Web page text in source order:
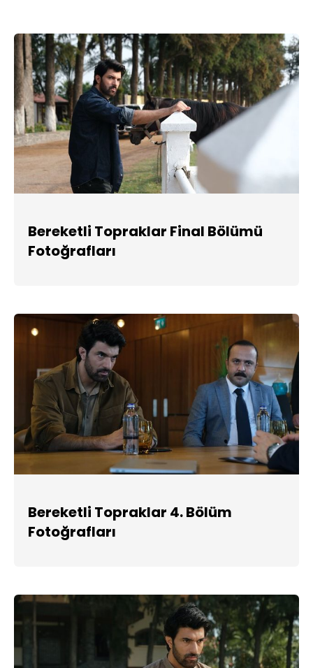
Bereketli Topraklar Final Bölümü
Fotoğrafları
Bereketli Topraklar 4. Bölüm
Fotoğrafları